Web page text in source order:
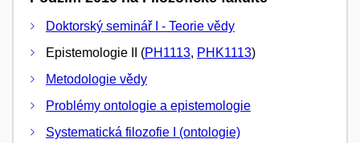
Doktorský seminář I - Teorie vědy
Epistemologie II (PH1113, PHK1113)
Metodologie vědy
Problémy ontologie a epistemologie
Systematická filozofie I (ontologie)